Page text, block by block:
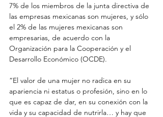
7% de los miembros de la junta directiva de
las empresas mexicanas son mujeres, y sólo
el 2% de las mujeres mexicanas son
empresarias, de acuerdo con la
Organización para la Cooperación y el
Desarrollo Económico (OCDE).
“El valor de una mujer no radica en su
apariencia ni estatus o profesión, sino en lo
que es capaz de dar, en su conexión con la
vida y su capacidad de nutrirla… y hay que